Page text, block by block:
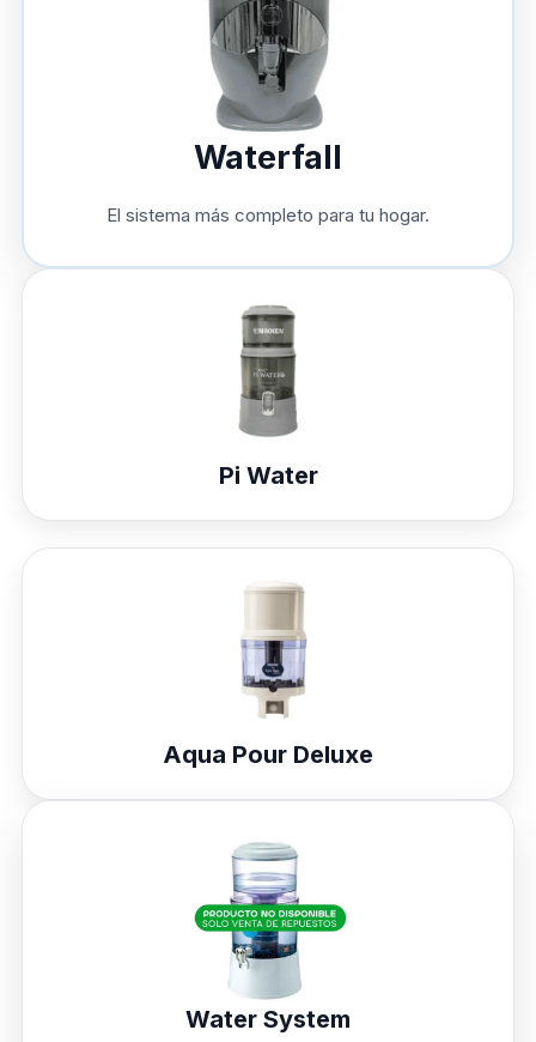
Waterfall
El sistema más completo para tu hogar.
Pi Water
Aqua Pour Deluxe
Water System